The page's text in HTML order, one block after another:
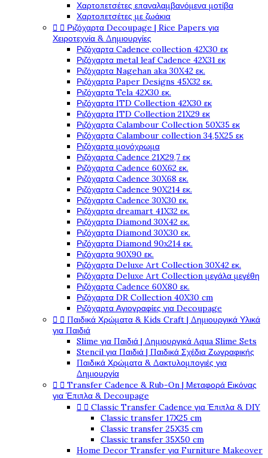
Χαρτοπετσέτες επαναλαμβανόμενα μοτίβα
Χαρτοπετσέτες με ζωάκια
  Ριζόχαρτα Decoupage | Rice Papers για
Χειροτεχνία & Δημιουργίες
Ριζόχαρτα Cadence collection 42X30 εκ
Ριζόχαρτα metal leaf Cadence 42X31 εκ
Ριζόχαρτα Nagehan aka 30X42 εκ.
Ριζόχαρτα Paper Designs 45X32 εκ.
Ριζόχαρτα Tela 42Χ30 εκ.
Ριζόχαρτα ITD Collection 42X30 εκ
Ριζόχαρτα ITD Collection 21X29 εκ
Ριζόχαρτα Calambour Collection 50X35 εκ
Ριζόχαρτα Calambour collection 34,5X25 εκ
Ριζόχαρτα μονόχρωμα
Ριζόχαρτα Cadence 21Χ29,7 εκ
Ριζόχαρτα Cadence 60X62 εκ.
Ριζόχαρτα Cadence 30X68 εκ.
Ριζόχαρτα Cadence 90X214 εκ.
Ριζόχαρτα Cadence 30X30 εκ.
Ριζόχαρτα dreamart 41X32 εκ.
Ριζόχαρτα Diamond 30X42 εκ.
Ριζόχαρτα Diamond 30X30 εκ.
Ριζόχαρτα Diamond 90x214 εκ.
Ριζόχαρτα 90X90 εκ.
Ριζόχαρτα Deluxe Art Collection 30X42 εκ.
Ριζόχαρτα Deluxe Art Collection μεγάλα μεγέθη
Ριζόχαρτα Cadence 60X80 εκ.
Ριζόχαρτα DR Collection 40X30 cm
Ριζόχαρτα Αγιογραφίες για Decoupage
  Παιδικά Χρώματα & Kids Craft | Δημιουργικά Υλικά
για Παιδιά
Slime για Παιδιά | Δημιουργικά Aqua Slime Sets
Stencil για Παιδιά | Παιδικά Σχέδια Ζωγραφικής
Παιδικά Χρώματα & Δακτυλομπογιές για
Δημιουργία
  Transfer Cadence & Rub-On | Μεταφορά Εικόνας
για Έπιπλα & Decoupage
  Classic Transfer Cadence για Έπιπλα & DIY
Classic transfer 17Χ25 cm
Classic transfer 25Χ35 cm
Classic transfer 35Χ50 cm
Home Decor Transfer για Furniture Makeover